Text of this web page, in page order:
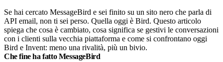
Se hai cercato MessageBird e sei finito su un sito nero che parla di
API email, non ti sei perso. Quella oggi è Bird. Questo articolo
spiega che cosa è cambiato, cosa significa se gestivi le conversazioni
con i clienti sulla vecchia piattaforma e come si confrontano oggi
Bird e Invent: meno una rivalità, più un bivio.
Che fine ha fatto MessageBird